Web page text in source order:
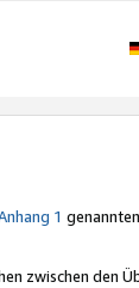
1
zwischen den